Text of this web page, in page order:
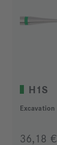
H1S
Excavation
36,18 €